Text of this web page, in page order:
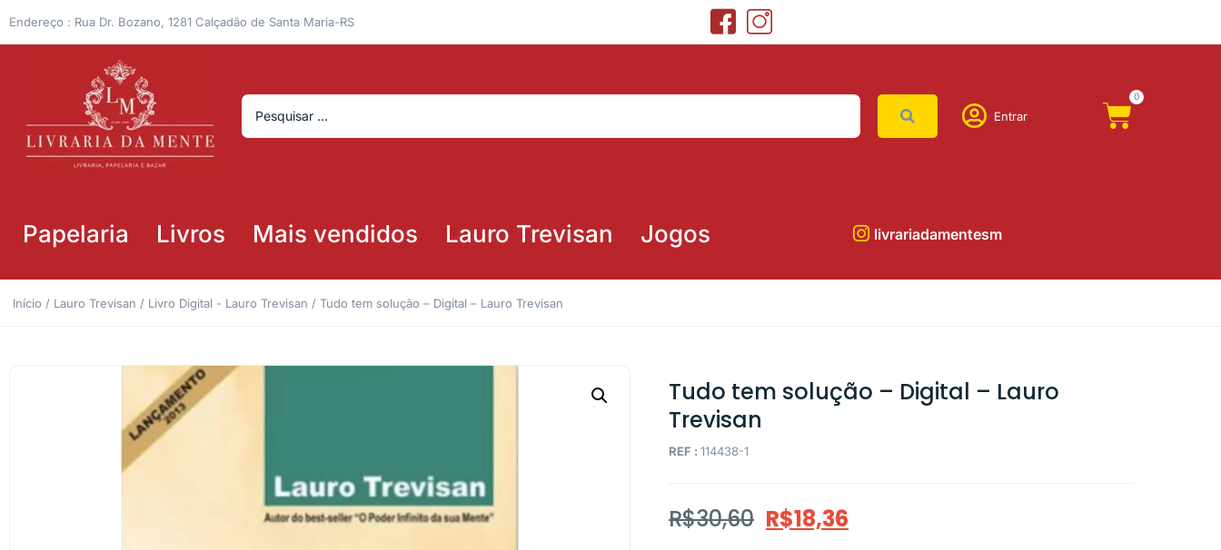
Endereço : Rua Dr. Bozano, 1281 Calçadão de Santa Maria-RS
Entrar
0
Papelaria Livros Mais vendidos Lauro Trevisan Jogos livrariadamentesm
Início / Lauro Trevisan / Livro Digital - Lauro Trevisan / Tudo tem solução – Digital – Lauro Trevisan
Tudo tem solução – Digital – Lauro
Trevisan
REF : 114438-1
R$30,60 R$18,36